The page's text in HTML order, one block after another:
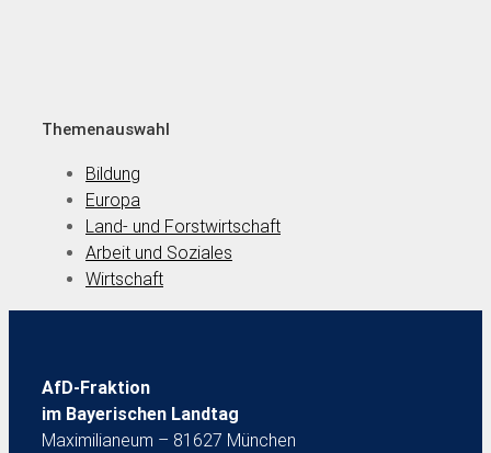
Themenauswahl
Bildung
Europa
Land- und Forstwirtschaft
Arbeit und Soziales
Wirtschaft
AfD-Fraktion
im Bayerischen Landtag
Maximilianeum – 81627 München